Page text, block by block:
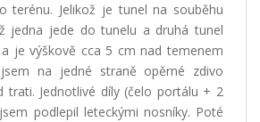
terénu. Jelikož je tunel na souběhu
jedna jede do tunelu a druhá tunel
je výškově cca 5 cm nad temenem
na jedné straně opěrné zdivo
trati. Jednotlivé díly (čelo portálu + 2
podlepil leteckými nosníky. Poté